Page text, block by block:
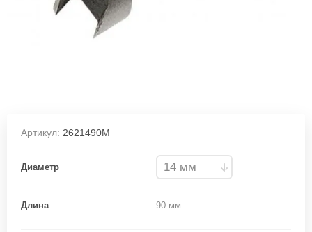
Артикул: 2621490М
Диаметр
Длина 90 мм